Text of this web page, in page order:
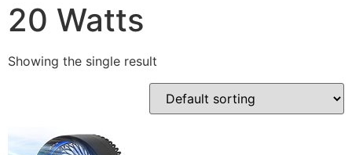
‎20 Watts
Showing the single result